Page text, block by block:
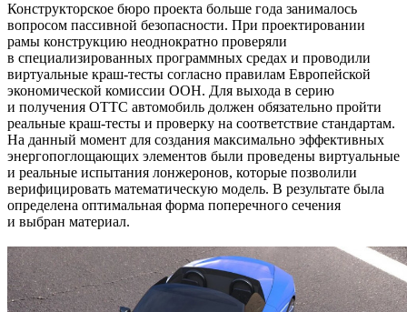
Конструкторское бюро проекта больше года занималось
вопросом пассивной безопасности. При проектировании
рамы конструкцию неоднократно проверяли
в специализированных программных средах и проводили
виртуальные краш-тесты согласно правилам Европейской
экономической комиссии ООН. Для выхода в серию
и получения ОТТС автомобиль должен обязательно пройти
реальные краш-тесты и проверку на соответствие стандартам.
На данный момент для создания максимально эффективных
энергопоглощающих элементов были проведены виртуальные
и реальные испытания лонжеронов, которые позволили
верифицировать математическую модель. В результате была
определена оптимальная форма поперечного сечения
и выбран материал.